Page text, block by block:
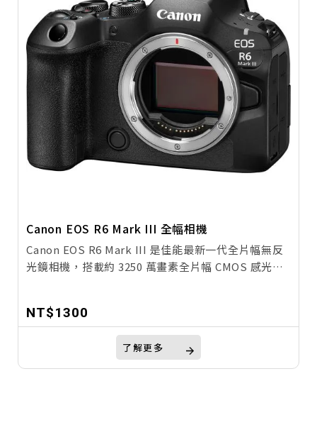
Canon EOS R6 Mark III 全幅相機
Canon EOS R6 Mark III 是佳能最新一代全片幅無反
光鏡相機，搭載約 3250 萬畫素全片幅 CMOS 感光元
連拍 與 首度推出的 7K Open Gate RAW / MP4 影片
錄製，同時支援 4K120p 高速錄影 與 Canon Log 2 /
Log 3 色彩設定，極大提升影片後製彈性與畫質呈
現。搭配強化的 內建五軸防手震 和 雙卡槽設計，不論
NT$1300
了解更多